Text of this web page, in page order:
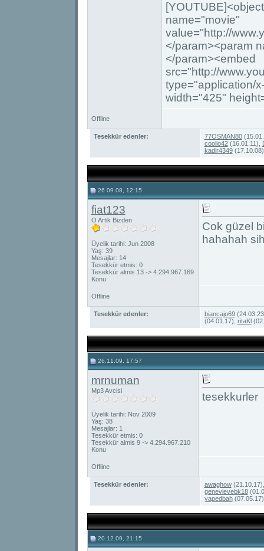
name="movie"
value="http://
</param><param
</param><embed
src="http://
type="application/
width="425"
Offline
Tesekkür edenler: 77OSMAN80
coolio42(16.01.11),
kadir4349
26.09.08, 12:15
fiat123
O Artik Bizden
Üyelik tarihi: Jun 2008
Yaş: 39
Mesajlar: 14
Tesekkür etmis: 0
Tesekkür almis 13 -> 4.294.967.169
Konu
Cok güzel
hahahah
Offline
Tesekkür edenler: biancajo69
(04.01.17), ritaKl
26.11.09, 17:57
mrnuman
Mp3 Avcisi
Üyelik tarihi: Nov 2009
Yaş: 38
Mesajlar: 1
Tesekkür etmis: 0
Tesekkür almis 9 -> 4.294.967.210
Konu
tesekkurler
Offline
Tesekkür edenler: awaghow
genevievebk18
yapedbah(07.05.17)
20.12.09, 21:15